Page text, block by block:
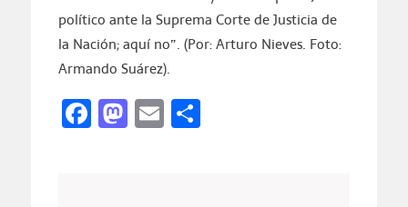
político ante la Suprema Corte de Justicia de
la Nación; aquí no”. (Por: Arturo Nieves. Foto:
Armando Suárez).
Facebook
Mastodon
EmailCompartir